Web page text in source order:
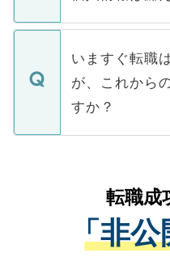
■応募殺到を避
関を公にしてし
に、医療機関が
みを人材紹介会
ています。
定を承諾する必
の辞退の連絡は
個人情報が漏え
で、ご安心くだ
などで収集した
ご本人のキャリ
支援を目的に使
ているすべての
は、個人情報の
管理基準を満た
る、プライバシ
いますぐ転職
が、これから
すか？
かがいして、現
経験をまじえな
させていただき
ない方には、長
転職成
「非